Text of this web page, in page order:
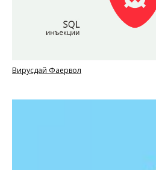
Вирусдай Фаервол